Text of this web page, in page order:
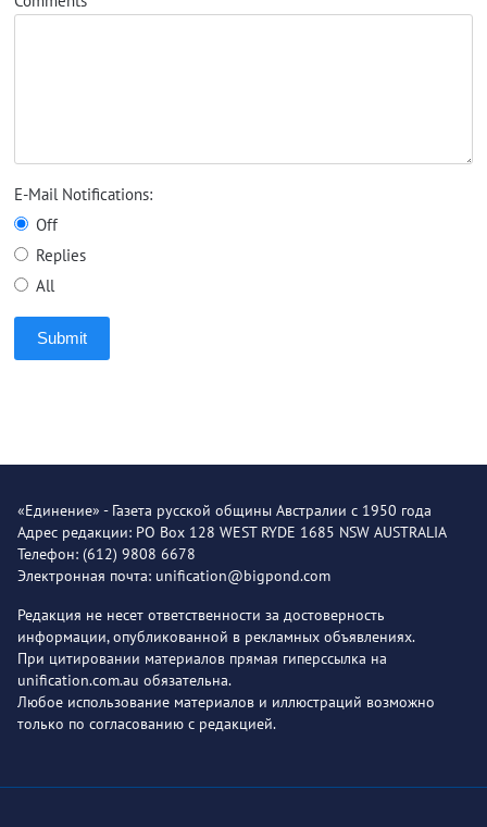
E-Mail Notifications:
Off
Replies
All
Submit
«Единение» - Газета русской общины Австралии с 1950 года
Адрес редакции: PO Box 128 WEST RYDE 1685 NSW AUSTRALIA
Телефон: (612) 9808 6678
Электронная почта: unification@bigpond.com
Редакция не несет ответственности за достоверность
информации, опубликованной в рекламных объявлениях.
При цитировании материалов прямая гиперссылка на
unification.com.au обязательна.
Любое использование материалов и иллюстраций возможно
только по согласованию с редакцией.